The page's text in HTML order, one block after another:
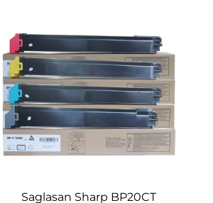
Saglasan Sharp BP20CT